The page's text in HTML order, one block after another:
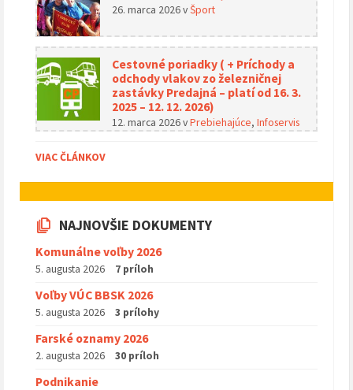
26. marca 2026vŠport
Cestovné poriadky ( + Príchody a
odchody vlakov zo železničnej
zastávky Predajná – platí od 16. 3.
2025 – 12. 12. 2026)
12. marca 2026vPrebiehajúce, Infoservis
VIAC ČLÁNKOV
NAJNOVŠIE DOKUMENTY
Komunálne voľby 2026
5. augusta 2026 7 príloh
Voľby VÚC BBSK 2026
5. augusta 2026 3 prílohy
Farské oznamy 2026
2. augusta 2026 30 príloh
Podnikanie